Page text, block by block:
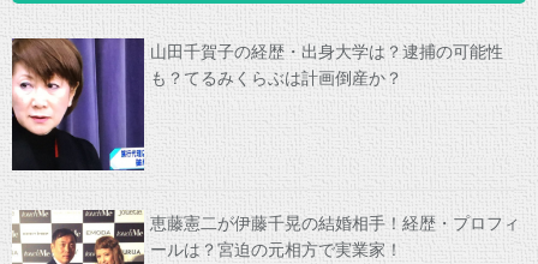
山田千賀子の経歴・出身大学は？逮捕の可能性
も？てるみくらぶは計画倒産か？
恵藤憲二が伊藤千晃の結婚相手！経歴・プロフィ
ールは？宮迫の元相方で実業家！